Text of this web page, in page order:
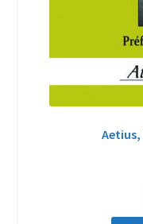
Suivi de la Commande
Aetius,